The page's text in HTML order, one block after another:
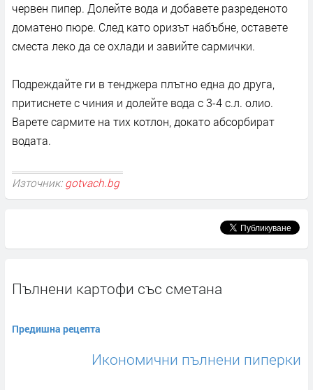
червен пипер. Долейте вода и добавете разреденото
доматено пюре. След като оризът набъбне, оставете
сместа леко да се охлади и завийте сармички.
Подреждайте ги в тенджера плътно една до друга,
притиснете с чиния и долейте вода с 3-4 с.л. олио.
Варете сармите на тих котлон, докато абсорбират
водата.
Източник: gotvach.bg
Пълнени картофи със сметана
Предишна рецепта
Икономични пълнени пиперки